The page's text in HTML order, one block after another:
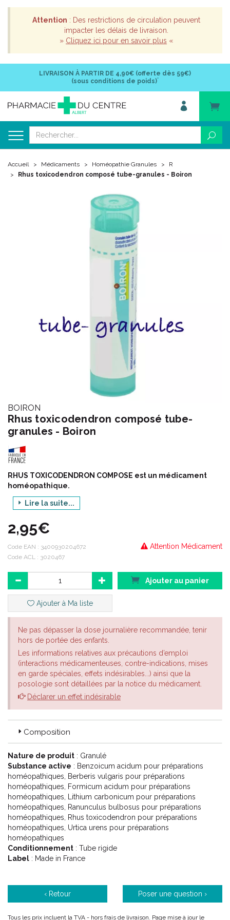
Attention : Des restrictions de circulation peuvent
impacter les délais de livraison.
» Cliquez ici pour en savoir plus «
LIVRAISON À PARTIR DE 4,90€ (offerte dès 59€)
(sous conditions de poids)*
Accueil Médicaments Homéopathie Granules
R
Rhus toxicodendron composé tube-granules - Boiron
BOIRON
Rhus toxicodendron composé tube-
granules - Boiron
RHUS TOXICODENDRON COMPOSE est un médicament
homéopathique.
Forme pharmaceutique :
Posologie et mode d'administration
Voie orale.
: laisser fondre les granules sous la langue.
Enfant: avant 6 ans, dissoudre les granules dans un peu d'eau.
Mises en garde et précautions d'emploi :
Ce médicament contient du saccharose. Son utilisation est
déconseillée chez les patients présentant une intolérance au
fructose, un syndrome de malabsorption du glucose et du
galactose ou un déficit en sucrase/isomaltase (maladies
héréditaires rares).
Ce médicament contient du lactose. Son utilisation est
déconseillée chez les patients présentant une intolérance au
galactose, un déficit en lactase de Lapp ou un syndrome de
malabsorption du glucose ou du galactose (maladies
autorisation du médicament est importante. Elle permet une
médicament.
Les professionnels de santé déclarent tout effet indésirable
suspecté via le système national de déclaration : Agence
nationale de sécurité du médicament et des produits de santé
(Ansm) et réseau des Centres Régionaux de Pharmacovigilance
- Site internet: www.ansm.sante.fr
Composition :
Rhus toxicodendron 3 CH
Urtica urens 3 CH
Acidum benzoicum 3 CH
Ranunculus bulbosus 3 CH
Lithium carbonicum 3 CH
Excipients :
Lire la suite...
2,95€
Attention Médicament
Code EAN : 3400930204672
Code ACL : 3020467
Ajouter au panier
Ajouter à Ma liste
Ne pas dépasser la dose journalière recommandée, tenir
hors de portée des enfants.
Les informations relatives aux précautions d’emploi
(interactions médicamenteuses, contre-indications, mises
en garde spéciales, effets indésirables...) ainsi que la
posologie sont détaillées par la notice du médicament.
Déclarer un effet indésirable
Composition
Nature de produit : Granulé
Substance active : Benzoicum acidum pour préparations
homéopathiques, Berberis vulgaris pour préparations
homéopathiques, Formicum acidum pour préparations
homéopathiques, Lithium carbonicum pour préparations
homéopathiques, Ranunculus bulbosus pour préparations
homéopathiques, Rhus toxicodendron pour préparations
homéopathiques, Urtica urens pour préparations
homéopathiques
Conditionnement : Tube rigide
Label : Made in France
‹ Retour Poser une question ›
Tous les prix incluent la TVA - hors frais de livraison. Page mise à jour le